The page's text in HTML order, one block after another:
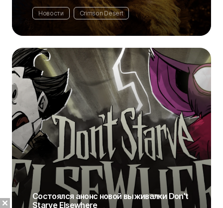
Новости Crimson Desert
Состоялся анонс новой выживалки Don't
Starve Elsewhere